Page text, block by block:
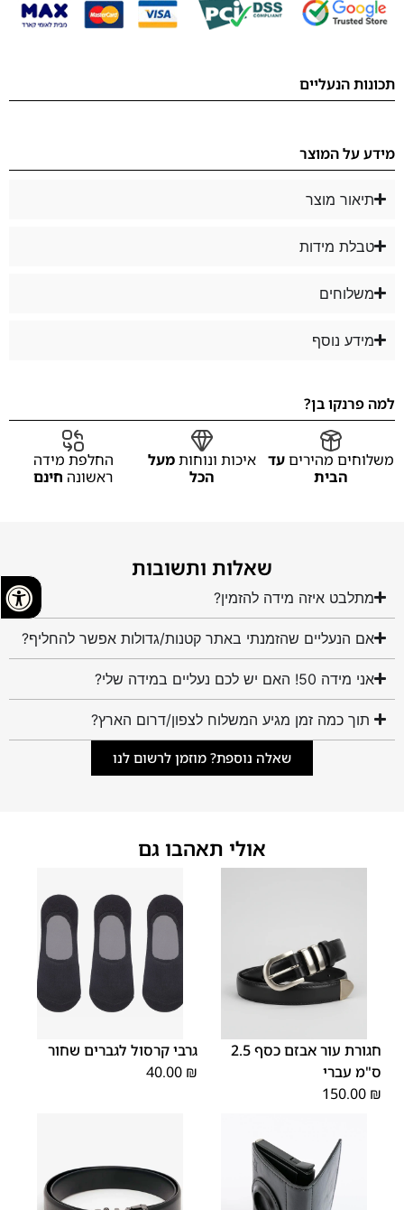
תכונות הנעליים
מידע על המוצר
תיאור מוצר
טבלת מידות
משלוחים
מידע נוסף
למה פרנקו בן?
משלוחים מהיריםעד
הבית
איכות ונוחותמעל
הכל
החלפת מידה
ראשונה חינם
שאלות ותשובות
מתלבט איזה מידה להזמין?
אם הנעליים שהזמנתי באתר קטנות/גדולות אפשר להחליף?
אני מידה 50! האם יש לכם נעליים במידה שלי?
תוך כמה זמן מגיע המשלוח לצפון/דרום הארץ?
שאלה נוספת? מוזמן לרשום לנו
אולי תאהבו גם
L
XS
M
S
XL
חגורת עור אבזם כסף 2.5
ס"מ עברי
150.00 ₪
גרבי קרסול לגברים שחור
40.00 ₪